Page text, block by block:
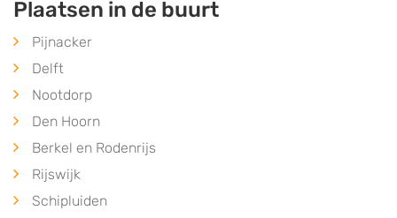
Plaatsen in de buurt
Pijnacker
Delft
Nootdorp
Den Hoorn
Berkel en Rodenrijs
Rijswijk
Schipluiden